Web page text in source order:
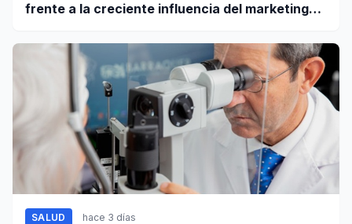
frente a la creciente influencia del marketing
SALUD hace 3 días